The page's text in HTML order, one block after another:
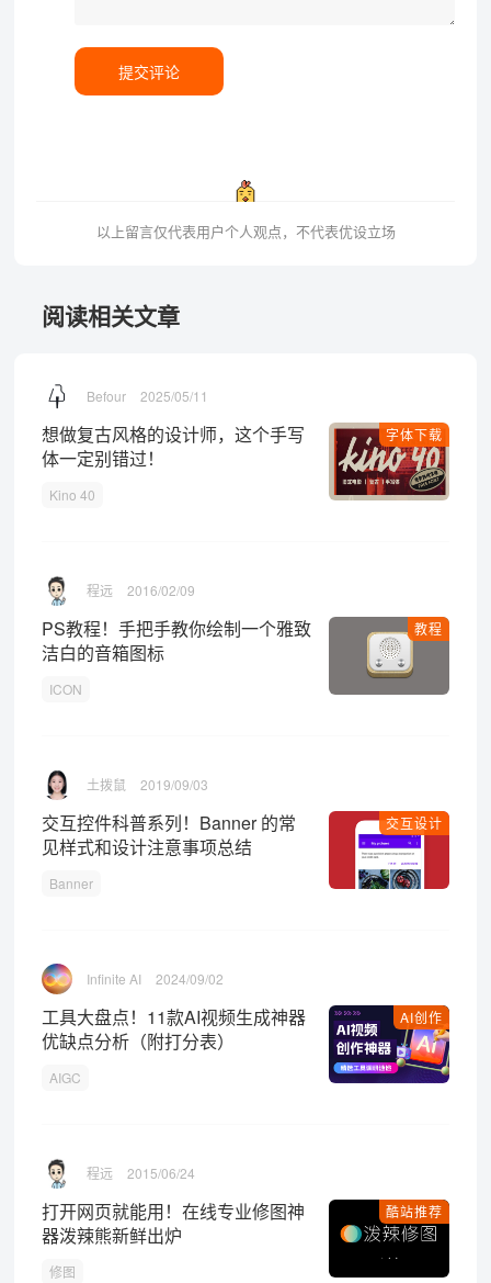
提交评论
以上留言仅代表用户个人观点，不代表优设立场
阅读相关文章
Befour 2025/05/11
字体下载
想做复古风格的设计师，这个手写
体一定别错过！
Kino 40
程远 2016/02/09
教程
PS教程！手把手教你绘制一个雅致
洁白的音箱图标
ICON
土拨鼠 2019/09/03
交互设计
交互控件科普系列！Banner 的常
见样式和设计注意事项总结
Banner
Infinite AI 2024/09/02
AI创作
工具大盘点！11款AI视频生成神器
优缺点分析（附打分表）
AIGC
程远 2015/06/24
酷站推荐
打开网页就能用！在线专业修图神
器泼辣熊新鲜出炉
修图